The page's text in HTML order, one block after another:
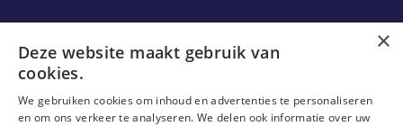
Onderzoek
Onderzoeksgroepen
×
Deze website maakt gebruik van
cookies.
We gebruiken cookies om inhoud en advertenties te personaliseren
en om ons verkeer te analyseren. We delen ook informatie over uw